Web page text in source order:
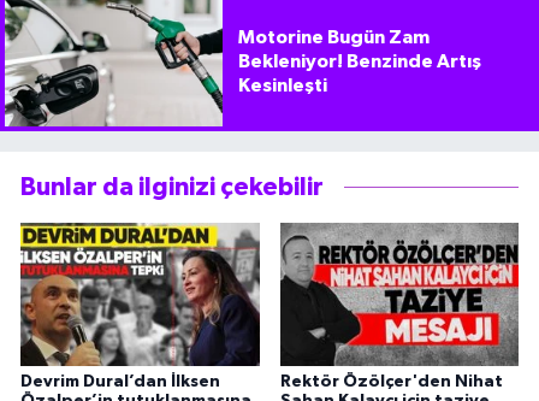
Motorine Bugün Zam
Bekleniyor! Benzinde Artış
Kesinleşti
Bunlar da ilginizi çekebilir
Devrim Dural’dan İlksen
Rektör Özölçer'den Nihat